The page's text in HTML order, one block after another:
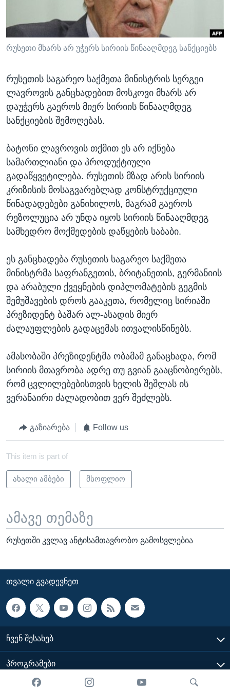
ᲡᲢᲣᲓᲘᲐ ᲕᲐᲨᲘᲜᲒᲢᲝᲜᲘ
ᲯᲐᲜᲛᲠᲗᲔᲚᲝᲑᲐ
ᲛᲔᲪᲜᲘᲔᲠᲔᲑᲐ
ᲙᲣᲚᲢᲣᲠᲐ
ᲒᲐᲚᲘᲚᲔᲝ
ᲓᲔᲖᲘᲜᲤᲝᲠᲛᲐᲪᲘᲐ
Learning English
ᲗᲕᲐᲚᲘ ᲒᲕᲐᲓᲔᲕᲜᲔᲗ
ენები
რუსეთი მხარს არ უჭერს სირიის წინააღმდეგ სანქციებს
რუსეთის საგარეო საქმეთა მინისტრის სერგეი
ლავროვის განცხადებით მოსკოვი მხარს არ
დაუჭერს გაეროს მიერ სირიის წინააღმდეგ
სანქციების შემოღებას.
ბატონი ლავროვის თქმით ეს არ იქნება
სამართლიანი და პროდუქტიული
გადაწყვეტილება. რუსეთის მზად არის სირიის
კრიზისის მოსაგვარებლად კონსტრუქციული
წინადადებები განიხილოს, მაგრამ გაეროს
რეზოლუცია არ უნდა იყოს სირიის წინააღმდეგ
სამხედრო მოქმედების დაწყების საბაბი.
ეს განცხადება რუსეთის საგარეო საქმეთა
მინისტრმა საფრანგეთის, ბრიტანეთის, გერმანიის
და არაბული ქვეყნების დიპლომატების გეგმის
შემუშავების დროს გააკეთა, რომელიც სირიაში
პრეზიდენტ ბაშარ ალ-ასადის მიერ
ძალაუფლების გადაცემას ითვალისწინებს.
ამასობაში პრეზიდენტმა ობამამ განაცხადა, რომ
სირიის მთავრობა ადრე თუ გვიან გააცნობიერებს,
რომ ცვლილებებისთვის ხელის შეშლას ის
ვერანაირი ძალადობით ვერ შეძლებს.
გაზიარება Follow us
This item is part of
ახალი ამბები მსოფლიო
ამავე თემაზე
რუსეთში კვლავ ანტისამთავრობო გამოსვლებია
ᲗᲕᲐᲚᲘ ᲒᲕᲐᲓᲔᲕᲜᲔᲗ
ᲩᲕᲔᲜ ᲨᲔᲡᲐᲮᲔᲑ
ᲞᲠᲝᲒᲠᲐᲛᲔᲑᲘ